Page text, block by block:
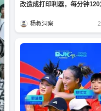
改造成打印利器，每分钟120
杨叔洞察